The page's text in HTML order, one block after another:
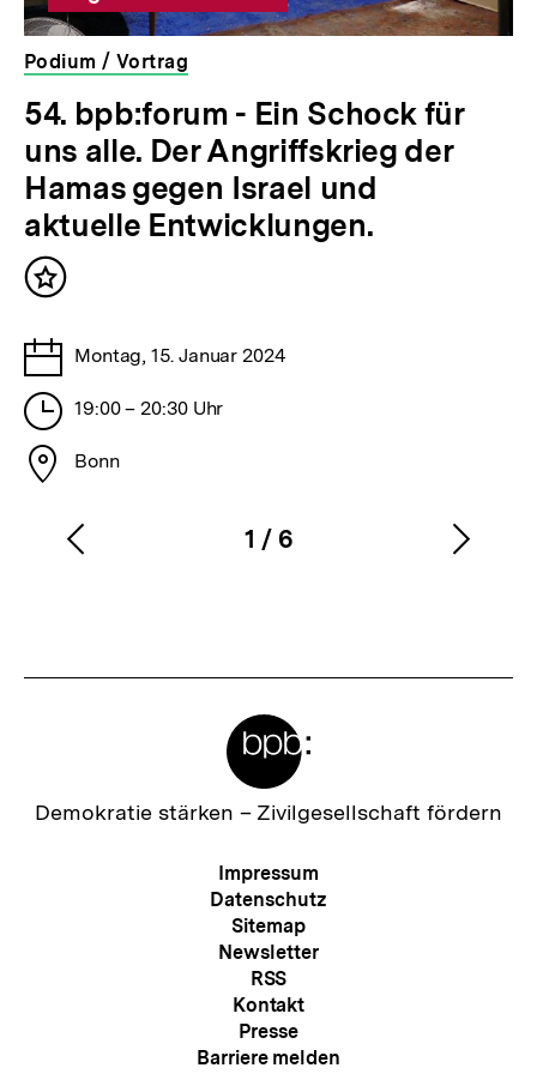
Podium / Vortrag
veranstaltet
von
der
bpb
54. bpb:forum - Ein Schock für
uns alle. Der Angriffskrieg der
Hamas gegen Israel und
aktuelle Entwicklungen.
Inhalt
Tage
Montag, 15. Januar 2024
Stunden
19:00 – 20:30 Uhr
Stadt
Bonn
Karussellinhalt
1
von
/ 6
Vorherigen
Zur
Demokratie stärken – Zivilgesellschaft fördern
Meta-
Navigation
Impressum
Datenschutz
Sitemap
Newsletter
RSS
Kontakt
Presse
Barriere melden